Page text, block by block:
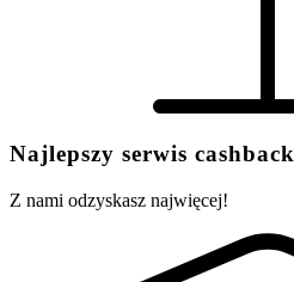
Najlepszy serwis cashback
Z nami odzyskasz najwięcej!